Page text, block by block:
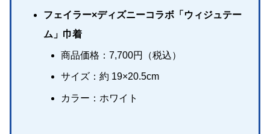
フェイラー×ディズニーコラボ「ウィジュテー
ム」巾着
商品価格：7,700円（税込）
サイズ：約 19×20.5cm
カラー：ホワイト